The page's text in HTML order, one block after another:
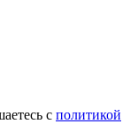
с политикой